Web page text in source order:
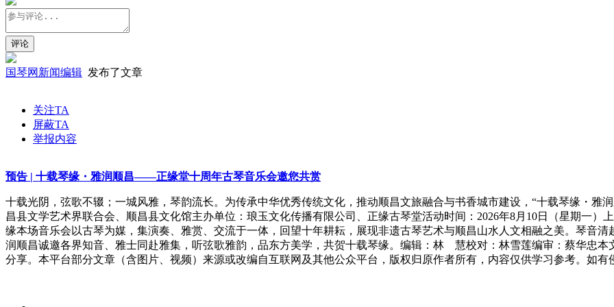
国琴网新闻编辑 发布了文章
关注TA
屏蔽TA
举报内容
预告 | 十载琴缘・雅润顺昌——正缘堂十周年古琴音乐会邀您共赏
十载光阴，弦歌不辍；一城风雅，琴韵流长。为传承中华优秀传统文化，推动顺昌文旅融合与书香城市建设，“十载琴缘・
昌县文学艺术界联合会、顺昌县文化馆主办单位：琅玉文化传播有限公司、正缘古琴堂活动时间：2026年8月10日（星期一）
缘本场音乐会以古琴为媒，集演奏、雅赏、交流于一体，回望十年耕耘，展现非遗古琴艺术与顺昌山水人文相融之美。琴音
润顺昌诚邀各界知音、雅士同赴雅集，听弦歌雅韵，品东方美学，共贺十载琴缘。编辑：林 慧校对：林雪莲编审：蔡华忠
分享。本平台部分文章（含图片、视频）来源或改编自互联网及其他公众平台，版权归原作者所有，内容仅供学习参考。如